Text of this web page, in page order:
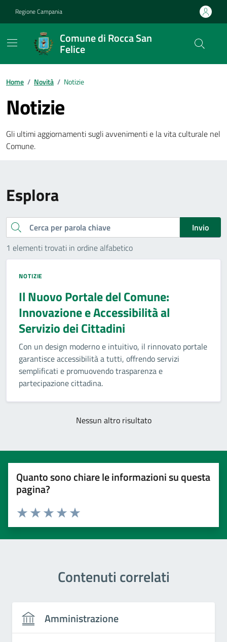
Regione Campania
Comune di Rocca San
Felice
Home / Novità / Notizie
Notizie
Gli ultimi aggiornamenti sugli avvenimenti e la vita culturale nel
Comune.
Esplora
Cerca
Invio
1 elementi trovati in ordine alfabetico
NOTIZIE
Il Nuovo Portale del Comune:
Innovazione e Accessibilità al
Servizio dei Cittadini
Con un design moderno e intuitivo, il rinnovato portale
garantisce accessibilità a tutti, offrendo servizi
semplificati e promuovendo trasparenza e
partecipazione cittadina.
Nessun altro risultato
Quanto sono chiare le informazioni su questa
pagina?
Valuta 5 stelle su 5
Valuta 4 stelle su 5
Valuta 3 stelle su 5
Valuta 2 stelle su 5
Valuta 1 stelle su 5
Contenuti correlati
Amministrazione